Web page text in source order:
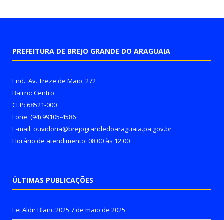
PREFEITURA DE BREJO GRANDE DO ARAGUAIA
End.: Av. Treze de Maio, 272
Bairro: Centro
CEP: 68521-000
Fone: (94) 99105-4586
E-mail: ouvidoria@brejograndedoaraguaia.pa.gov.br
Horário de atendimento: 08:00 às 12:00
ÚLTIMAS PUBLICAÇÕES
Lei Aldir Blanc 2025 7 de maio de 2025